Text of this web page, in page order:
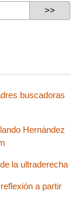
buscadoras
Hernández
la ultraderecha
a partir